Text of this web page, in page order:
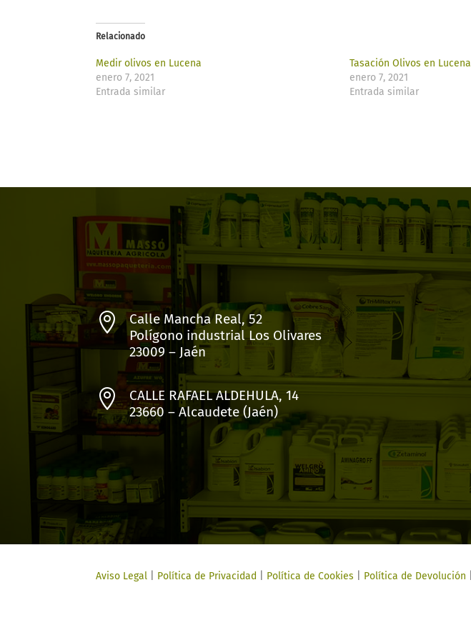
Relacionado
Medir olivos en Lucena
enero 7, 2021
Entrada similar
Tasación Olivos en Lucena
enero 7, 2021
Entrada similar

Calle Mancha Real, 52
Polígono industrial Los Olivares
23009 – Jaén

CALLE RAFAEL ALDEHULA, 14
23660 – Alcaudete (Jaén)
Aviso Legal Política de Privacidad Política de Cookies Política de Devolución